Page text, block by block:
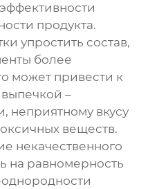
продукта.
упростить состав,
более
может привести к
–
неприятному вкусу
веществ.
некачественного
на равномерность